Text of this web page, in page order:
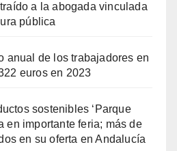
a la abogada vinculada
pública
anual de los trabajadores en
euros en 2023
sostenibles ‘Parque
en importante feria; más de
en su oferta en Andalucía